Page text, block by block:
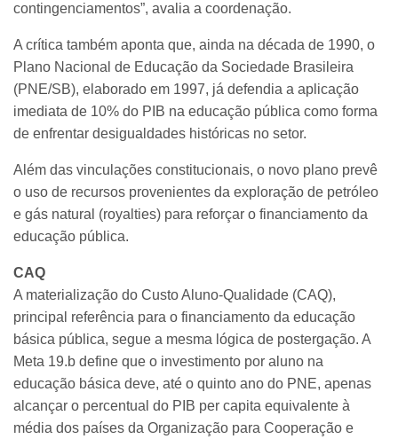
contingenciamentos”, avalia a coordenação.
A crítica também aponta que, ainda na década de 1990, o
Plano Nacional de Educação da Sociedade Brasileira
(PNE/SB), elaborado em 1997, já defendia a aplicação
imediata de 10% do PIB na educação pública como forma
de enfrentar desigualdades históricas no setor.
Além das vinculações constitucionais, o novo plano prevê
o uso de recursos provenientes da exploração de petróleo
e gás natural (royalties) para reforçar o financiamento da
educação pública.
CAQ
A materialização do Custo Aluno-Qualidade (CAQ),
principal referência para o financiamento da educação
básica pública, segue a mesma lógica de postergação. A
Meta 19.b define que o investimento por aluno na
educação básica deve, até o quinto ano do PNE, apenas
alcançar o percentual do PIB per capita equivalente à
média dos países da Organização para Cooperação e